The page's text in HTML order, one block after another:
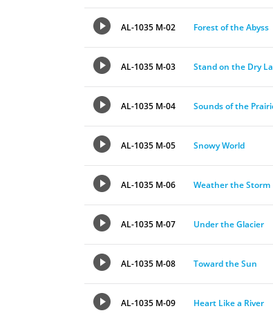
AL-1035 M-02 Forest of the Abyss
AL-1035 M-03 Stand on the Dry
AL-1035 M-04 Sounds of the
AL-1035 M-05 Snowy World
AL-1035 M-06 Weather the Storm
AL-1035 M-07 Under the Glacier
AL-1035 M-08 Toward the Sun
AL-1035 M-09 Heart Like a River